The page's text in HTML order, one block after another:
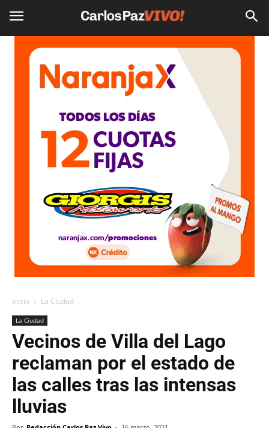
Inicio La Ciudad
La Ciudad
Vecinos de Villa del Lago
reclaman por el estado de
las calles tras las intensas
lluvias